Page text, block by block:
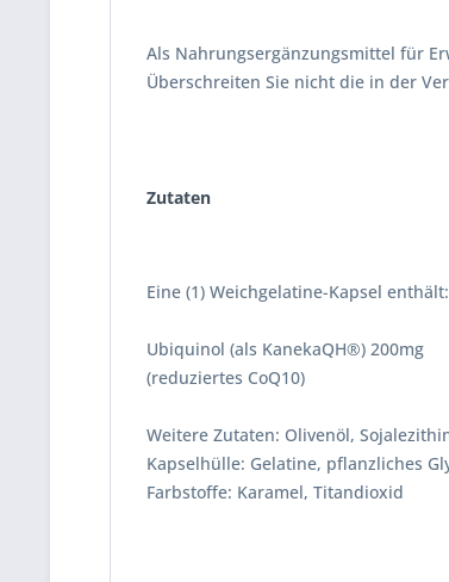
Als Nahrungsergänzungsmittel für
Überschreiten Sie nicht die in der
Zutaten
Eine (1) Weichgelatine-Kapsel enthält:
Ubiquinol (als KanekaQH®) 200mg
(reduziertes CoQ10)
Weitere Zutaten: Olivenöl,
Kapselhülle: Gelatine, pflanzliches
Farbstoffe: Karamel, Titandioxid